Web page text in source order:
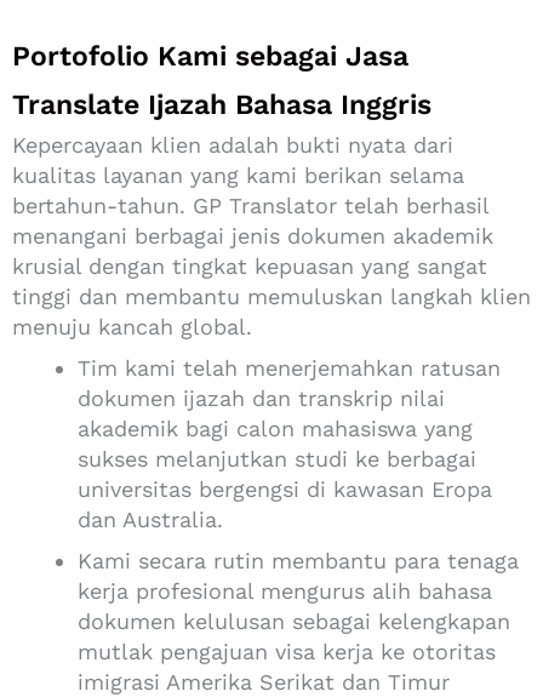
Portofolio Kami sebagai Jasa
Translate Ijazah Bahasa Inggris
Kepercayaan klien adalah bukti nyata dari
kualitas layanan yang kami berikan selama
bertahun-tahun. GP Translator telah berhasil
menangani berbagai jenis dokumen akademik
krusial dengan tingkat kepuasan yang sangat
tinggi dan membantu memuluskan langkah klien
menuju kancah global.
Tim kami telah menerjemahkan ratusan
dokumen ijazah dan transkrip nilai
akademik bagi calon mahasiswa yang
sukses melanjutkan studi ke berbagai
universitas bergengsi di kawasan Eropa
dan Australia.
Kami secara rutin membantu para tenaga
kerja profesional mengurus alih bahasa
dokumen kelulusan sebagai kelengkapan
mutlak pengajuan visa kerja ke otoritas
imigrasi Amerika Serikat dan Timur